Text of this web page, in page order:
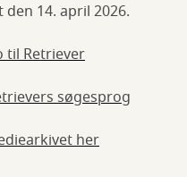
14. april 2026.
til Retriever
søgesprog
her